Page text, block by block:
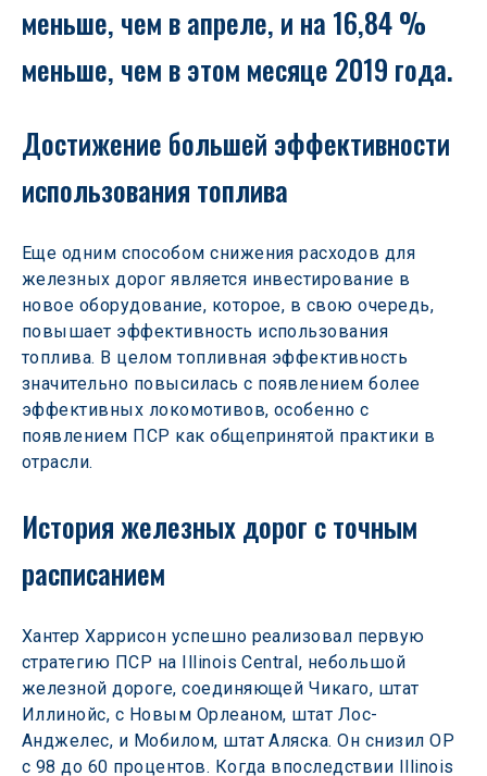
меньше, чем в апреле, и на 16,84 %
меньше, чем в этом месяце 2019 года.
Достижение большей эффективности
использования топлива
Еще одним способом снижения расходов для
железных дорог является инвестирование в
новое оборудование, которое, в свою очередь,
повышает эффективность использования
топлива. В целом топливная эффективность
значительно повысилась с появлением более
эффективных локомотивов, особенно с
появлением ПСР как общепринятой практики в
отрасли.
История железных дорог с точным
расписанием
Хантер Харрисон успешно реализовал первую
стратегию ПСР на Illinois Central, небольшой
железной дороге, соединяющей Чикаго, штат
Иллинойс, с Новым Орлеаном, штат Лос-
Анджелес, и Мобилом, штат Аляска. Он снизил ОР
с 98 до 60 процентов. Когда впоследствии Illinois